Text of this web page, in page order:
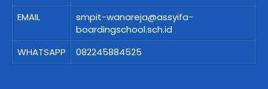
EMAIL
smpit-wanareja@assyifa-
boardingschool.sch.id
WHATSAPP
082245884525